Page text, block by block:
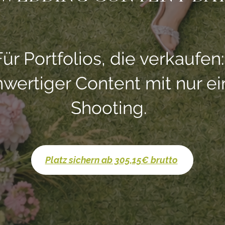
Portfolios, die verkaufen:
Content mit nur
Shooting.
Platz sichern ab 305,15€ brutto